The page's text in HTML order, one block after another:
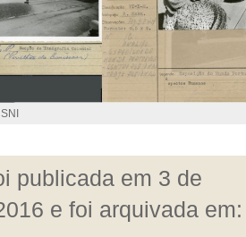
publicada em 3 de
e foi arquivada em: